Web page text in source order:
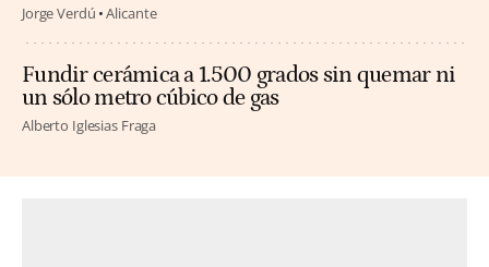
Jorge Verdú Alicante
Fundir cerámica a 1.500 grados sin quemar ni
un sólo metro cúbico de gas
Alberto Iglesias Fraga